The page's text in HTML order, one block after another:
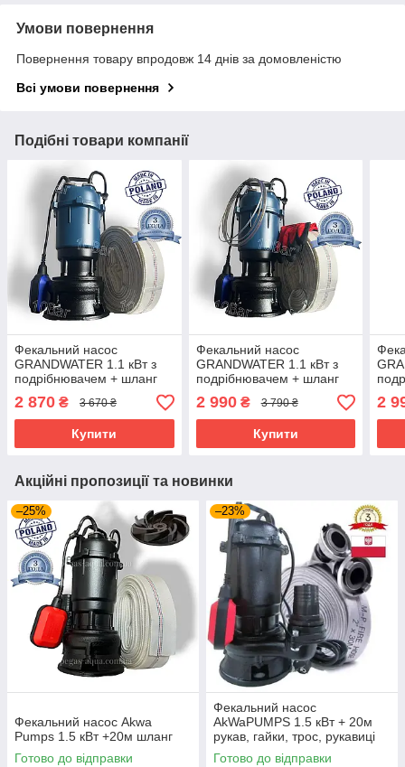
Умови повернення
Повернення товару впродовж 14 днів за домовленістю
Всі умови повернення
Подібні товари компанії
Фекальний насос
GRANDWATER 1.1 кВт з
подрібнювачем + шланг
20 м (комплект) гарантія 3
роки
2 870 ₴ 3 670 ₴
Купити
Фекальний насос
GRANDWATER 1.1 кВт з
подрібнювачем + шланг
зажими, хомут, рукавиці
(комплект)
2 990₴ 3 790 ₴
Купити
роки
2
Акційні пропозиції та новинки
–25%
Фекальний насос Akwa
Pumps 1.5 кВт +20м шланг
Готово до відправки
–23%
Фекальний насос
AkWaPUMPS 1.5 кВт + 20м
рукав, гайки, трос, рукавиці
Готово до відправки